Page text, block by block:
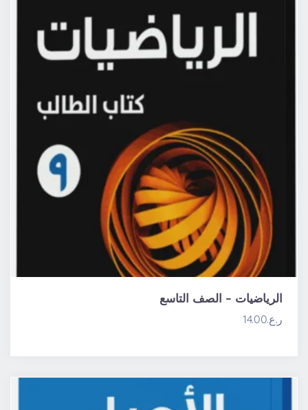
الرياضيات – الصف التاسع
ر.ع.14.00